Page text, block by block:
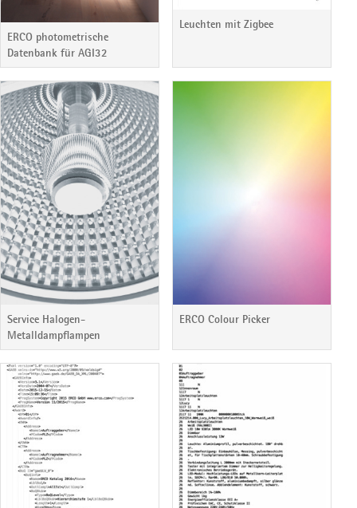
ERCO photometrische
Datenbank für AGI32
Leuchten mit Zigbee
Service Halogen-
Metalldampflampen
ERCO Colour Picker